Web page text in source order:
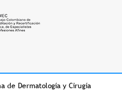
de Dermatología y Cirugía